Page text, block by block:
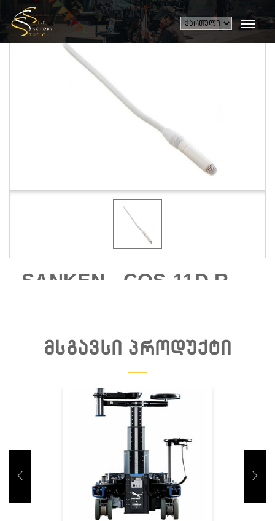
SANKEN - COS-11D R
LEMO 3PIN (10)
ᲛᲡᲒᲐᲕᲡᲘ ᲞᲠᲝᲓᲣᲥᲢᲘ